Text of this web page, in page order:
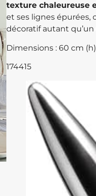
texture chaleureuse
et ses lignes épurées,
décoratif autant
Dimensions : 60 cm
174415